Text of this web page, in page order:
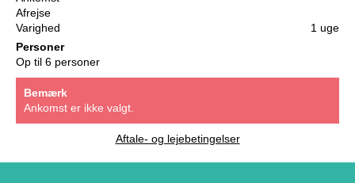
Afrejse
Varighed
1 uge
Personer
Op til 6 personer
Bemærk
Ankomst er ikke valgt.
Aftale- og lejebetingelser